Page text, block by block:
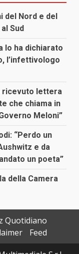
del Nord e del
Sud
lo ha dichiarato
l’infettivologo
ricevuto lettera
che chiama in
Meloni”
“Perdo un
e da
un poeta”
della Camera
Quotidiano
Feed